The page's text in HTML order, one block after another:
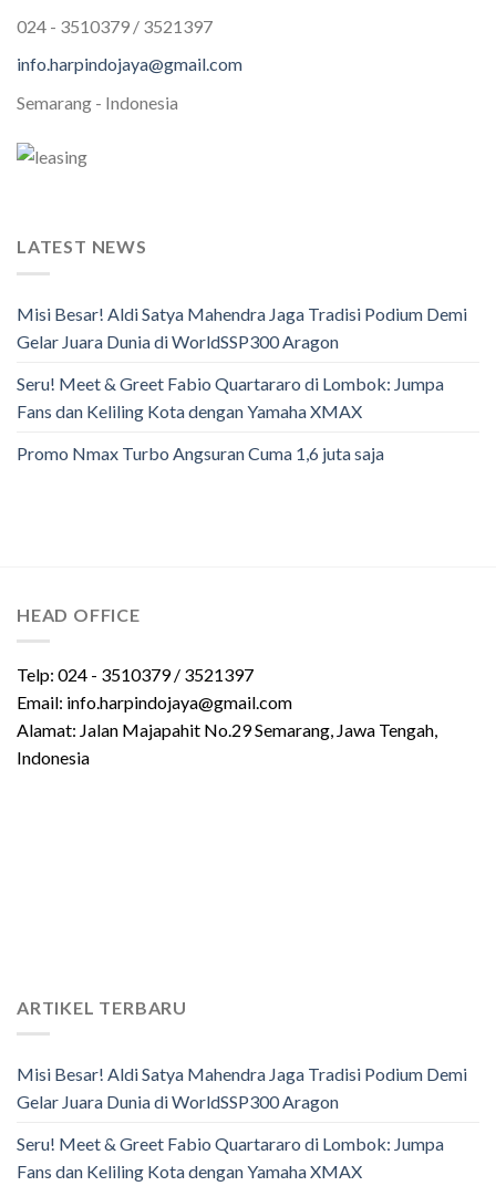
024 - 3510379 / 3521397
info.harpindojaya@gmail.com
Semarang - Indonesia
LATEST NEWS
Misi Besar! Aldi Satya Mahendra Jaga Tradisi Podium Demi
Gelar Juara Dunia di WorldSSP300 Aragon
Seru! Meet & Greet Fabio Quartararo di Lombok: Jumpa
Fans dan Keliling Kota dengan Yamaha XMAX
Promo Nmax Turbo Angsuran Cuma 1,6 juta saja
HEAD OFFICE
Telp: 024 - 3510379 / 3521397
Email: info.harpindojaya@gmail.com
Alamat: Jalan Majapahit No.29 Semarang, Jawa Tengah,
Indonesia
ARTIKEL TERBARU
Misi Besar! Aldi Satya Mahendra Jaga Tradisi Podium Demi
Gelar Juara Dunia di WorldSSP300 Aragon
Seru! Meet & Greet Fabio Quartararo di Lombok: Jumpa
Fans dan Keliling Kota dengan Yamaha XMAX